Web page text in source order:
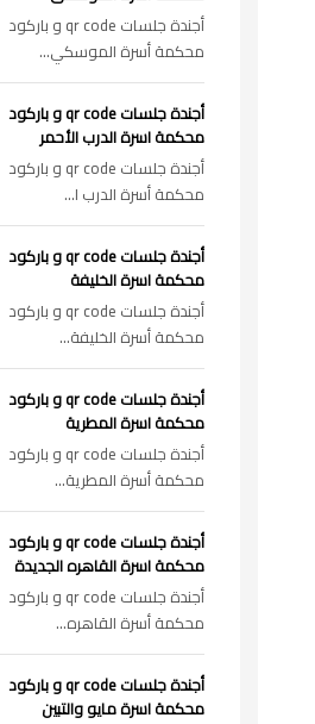
أجندة جلسات qr code و باركود
محكمة أسرة الموسكي...
أجندة جلسات qr code و باركود
محكمة اسرة الدرب الأحمر
أجندة جلسات qr code و باركود
محكمة أسرة الدرب ا...
أجندة جلسات qr code و باركود
محكمة اسرة الخليفة
أجندة جلسات qr code و باركود
محكمة أسرة الخليفة...
أجندة جلسات qr code و باركود
محكمة اسرة المطرية
أجندة جلسات qr code و باركود
محكمة أسرة المطرية...
أجندة جلسات qr code و باركود
محكمة اسرة القاهره الجديدة
أجندة جلسات qr code و باركود
محكمة أسرة القاهره...
أجندة جلسات qr code و باركود
محكمة اسرة مايو والتبين